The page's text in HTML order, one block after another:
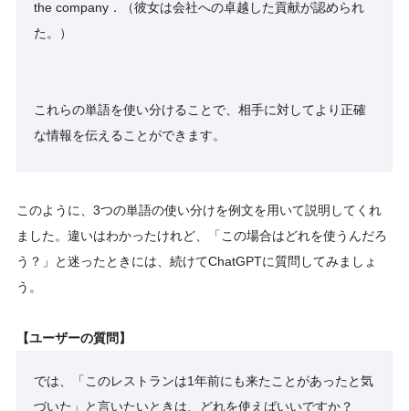
the company．（彼女は会社への卓越した貢献が認められ
た。）
これらの単語を使い分けることで、相手に対してより正確
な情報を伝えることができます。
このように、3つの単語の使い分けを例文を用いて説明してくれ
ました。違いはわかったけれど、「この場合はどれを使うんだろ
う？」と迷ったときには、続けてChatGPTに質問してみましょ
う。
【ユーザーの質問】
では、「このレストランは1年前にも来たことがあったと気
づいた」と言いたいときは、どれを使えばいいですか？